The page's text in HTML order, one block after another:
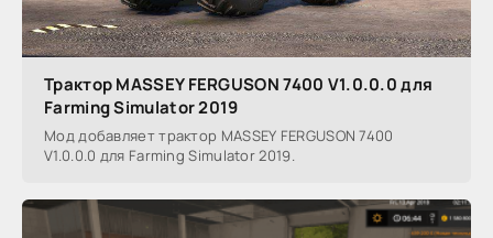
Трактор MASSEY FERGUSON 7400 V1.0.0.0 для
Farming Simulator 2019
Мод добавляет трактор MASSEY FERGUSON 7400
V1.0.0.0 для Farming Simulator 2019.